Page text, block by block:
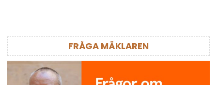
FRÅGA MÄKLAREN